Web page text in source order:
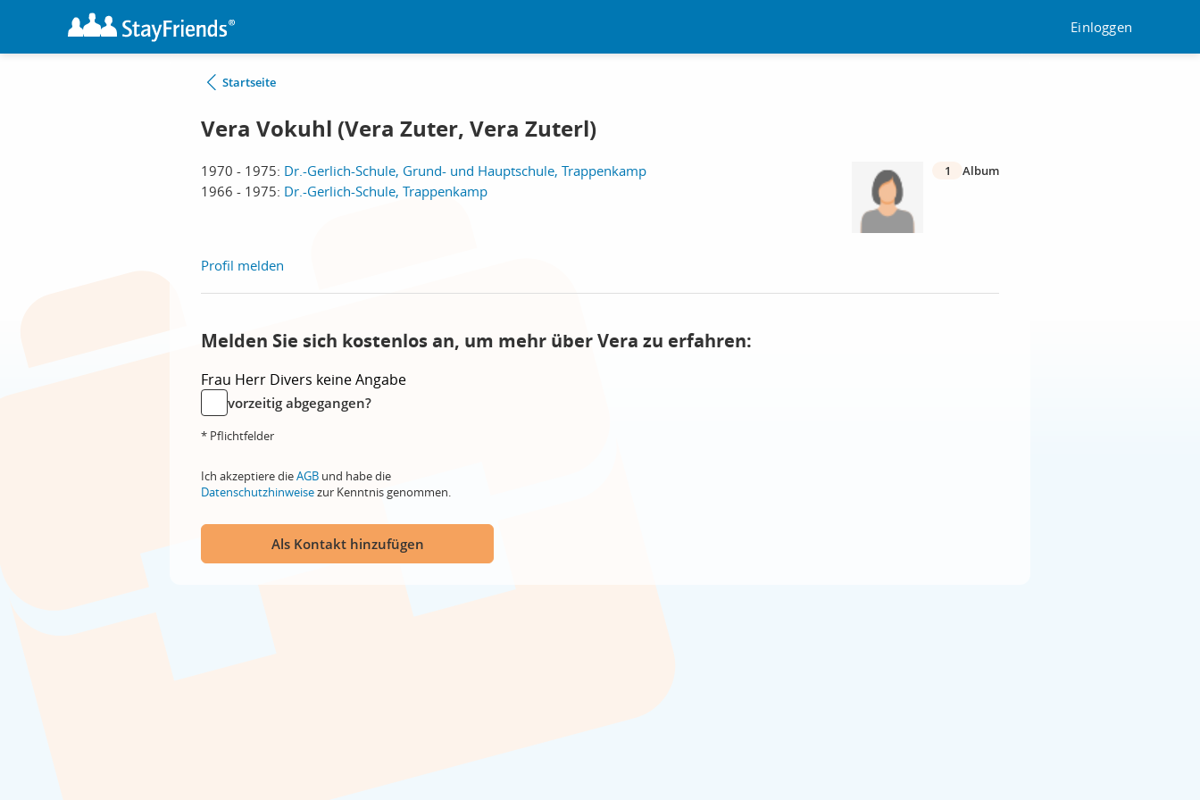
Einloggen
Startseite
Vera Vokuhl (Vera Zuter, Vera Zuterl)
1970 - 1975: Dr.-Gerlich-Schule, Grund- und Hauptschule, Trappenkamp
1966 - 1975: Dr.-Gerlich-Schule, Trappenkamp
1 Album
Profil melden
Melden Sie sich kostenlos an, um mehr über Vera zu erfahren:
Frau Herr Divers keine Angabe
vorzeitig abgegangen?
* Pflichtfelder
Ich akzeptiere dieAGB und habe die
Datenschutzhinweisezur Kenntnis genommen.
Als Kontakt hinzufügen